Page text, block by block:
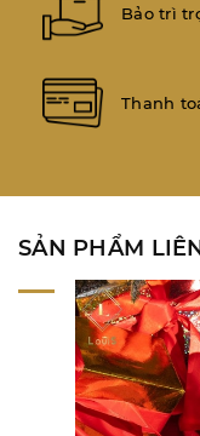
Bảo trì
Thanh
SẢN PHẨM